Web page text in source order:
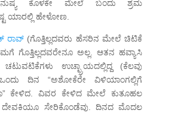
ಕೊಳಕೇ ಮೇಲೆ ಬಂದು ಶ್ರಮ
ಯಾರಲ್ಲಿ ಹೇಳೋಣ.
ರಾವ್ (ಗೊತ್ತಿಲ್ಲದವರು ಹೆಸರಿನ ಮೇಲೆ ಚಿಟಿಕೆ
ಗೊತ್ತಿಲ್ಲದವರೇನೂ ಅಲ್ಲ. ಆತನ ಹವ್ಯಾಸಿ
ಚಟುವಟಿಕೆಗಳು ಉಚ್ಛ್ರಾಯದಲ್ಲಿದ್ದ (ಕೆಲವು
ದಿನ “ಅಶೋಕೆರೇ ವಿಳಿಯಾಂಗಲ್ಲಿಗೆ
ಕೇಳಿದ. ವಿವರ ಕೇಳಿದ ಮೇಲೆ ಕುತೂಹಲ
ಸೇರಿಕೊಂಡೆವು. ದಿನದ ಮೊದಲ